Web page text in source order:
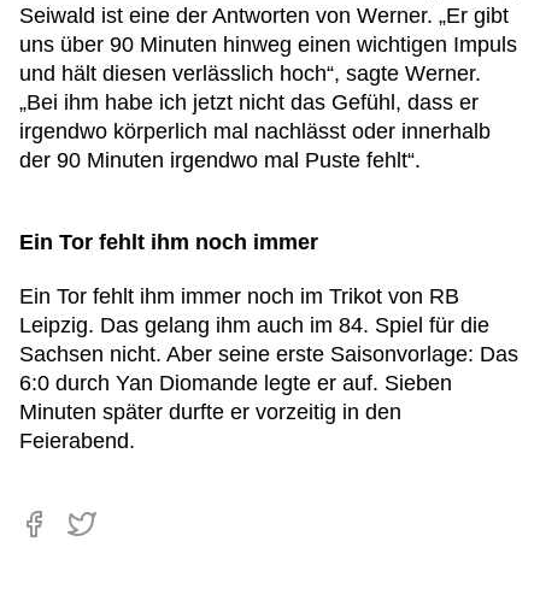
Seiwald ist eine der Antworten von Werner. „Er gibt
uns über 90 Minuten hinweg einen wichtigen Impuls
und hält diesen verlässlich hoch“, sagte Werner.
„Bei ihm habe ich jetzt nicht das Gefühl, dass er
irgendwo körperlich mal nachlässt oder innerhalb
der 90 Minuten irgendwo mal Puste fehlt“.
Ein Tor fehlt ihm noch immer
Ein Tor fehlt ihm immer noch im Trikot von RB
Leipzig. Das gelang ihm auch im 84. Spiel für die
Sachsen nicht. Aber seine erste Saisonvorlage: Das
6:0 durch Yan Diomande legte er auf. Sieben
Minuten später durfte er vorzeitig in den
Feierabend.